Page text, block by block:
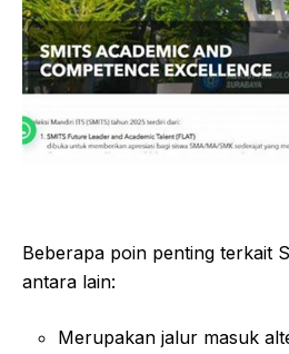
Beberapa poin penting terkait
antara lain:
Merupakan jalur masuk